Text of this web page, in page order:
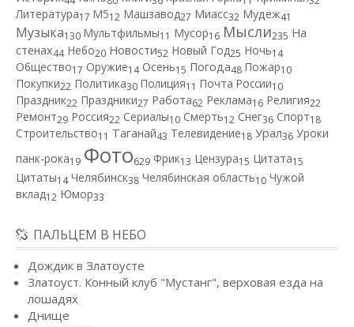
Литература17 М512 Машзавод27 Миасс32 Мудеж41
Музыка130 Мультфильмы11 Мусор16 Мысли235 На
стенах44 Небо20 Новости52 Новый Год25 Ночь14
Общество17 Оружие14 Осень15 Погода48 Пожар10
Покупки22 Политика30 Полиция11 Почта России10
Праздник22 Праздники27 Работа62 Реклама16 Религия22
Ремонт29 Россия22 Сериалы10 Смерть12 Снег36 Спорт18
Строительство11 Таганай43 Телевидение18 Урал36 Уроки
панк-рока19 Фото629 Фрик13 Цензура15 Цитата15
Цитаты14 Челябинск38 Челябинская область10 Чужой
вклад12 Юмор33
ПАЛЬЦЕМ В НЕБО
Дождик в Златоусте
Златоуст. Конный клуб "Мустанг", верховая езда на
лошадях
Днище